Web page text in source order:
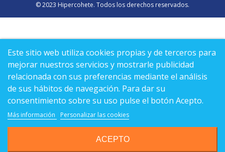
Este sitio web utiliza cookies propias y de terceros para
mejorar nuestros servicios y mostrarle publicidad
relacionada con sus preferencias mediante el análisis
de sus hábitos de navegación. Para dar su
consentimiento sobre su uso pulse el botón Acepto.
Más información Personalizar las cookies
ACEPTO
© 2023 Hipercohete. Todos los derechos reservados.